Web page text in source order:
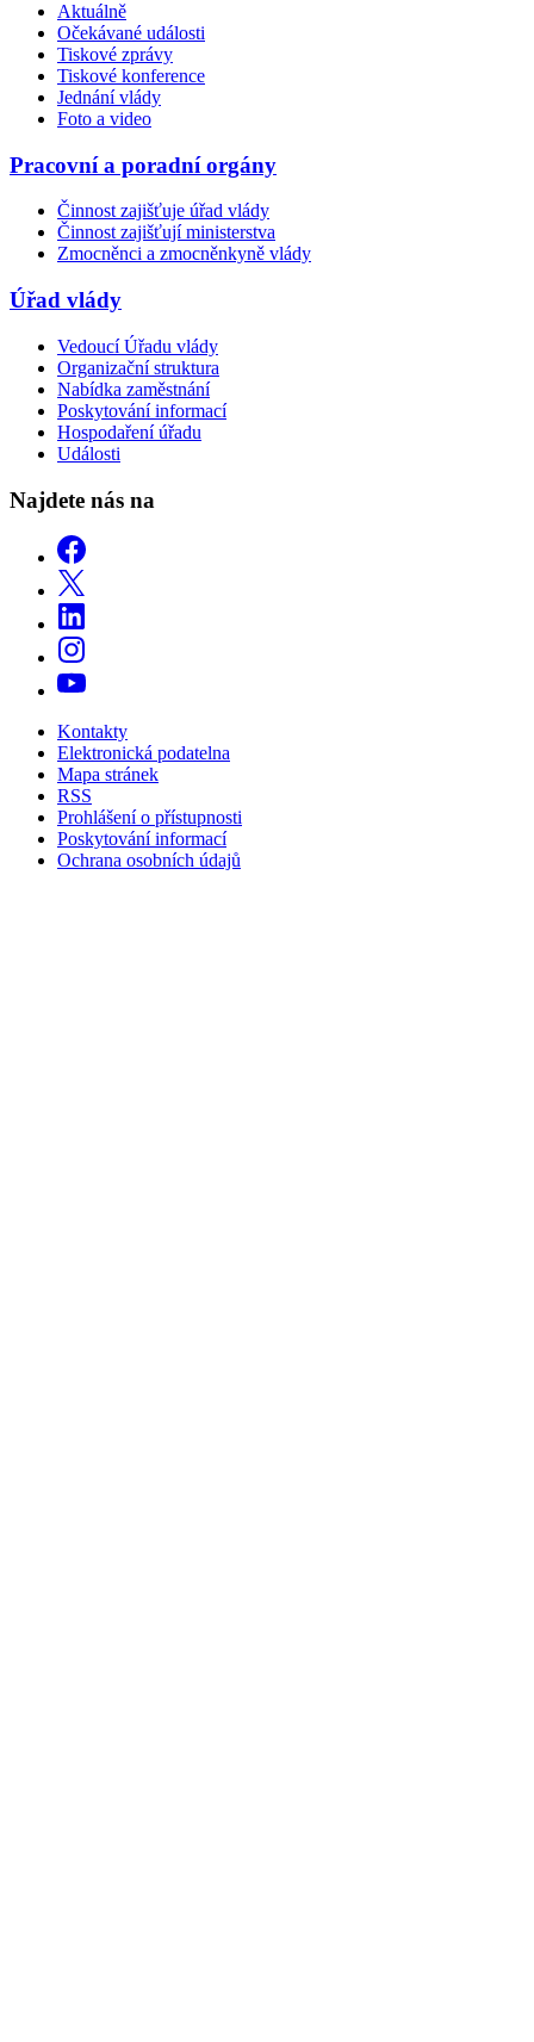
Aktuálně
Očekávané události
Tiskové zprávy
Tiskové konference
Jednání vlády
Foto a video
Pracovní a poradní orgány
Činnost zajišťuje úřad vlády
Činnost zajišťují ministerstva
Zmocněnci a zmocněnkyně vlády
Úřad vlády
Vedoucí Úřadu vlády
Organizační struktura
Nabídka zaměstnání
Poskytování informací
Hospodaření úřadu
Události
Najdete nás na
Kontakty
Elektronická podatelna
Mapa stránek
RSS
Prohlášení o přístupnosti
Poskytování informací
Ochrana osobních údajů